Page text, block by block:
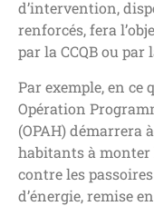
d’intervention,
renforcés, fera
par la CCQB ou
Par exemple, en ce
Opération
(OPAH) démarrera
habitants à
contre les
d’énergie, remise